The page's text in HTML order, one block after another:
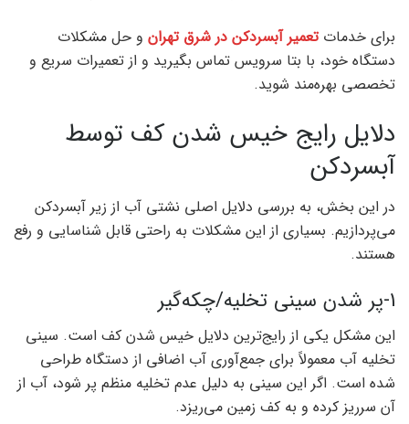
برای خدمات تعمیر آبسردکن در شرق تهران و حل مشکلات
دستگاه خود، با بتا سرویس تماس بگیرید و از تعمیرات سریع و
تخصصی بهره‌مند شوید.
دلایل رایج خیس شدن کف توسط
آبسردکن
در این بخش، به بررسی دلایل اصلی نشتی آب از زیر آبسردکن
می‌پردازیم. بسیاری از این مشکلات به راحتی قابل شناسایی و رفع
هستند.
1-پر شدن سینی تخلیه/چکه‌گیر
این مشکل یکی از رایج‌ترین دلایل خیس شدن کف است. سینی
تخلیه آب معمولاً برای جمع‌آوری آب اضافی از دستگاه طراحی
شده است. اگر این سینی به دلیل عدم تخلیه منظم پر شود، آب از
آن سرریز کرده و به کف زمین می‌ریزد.